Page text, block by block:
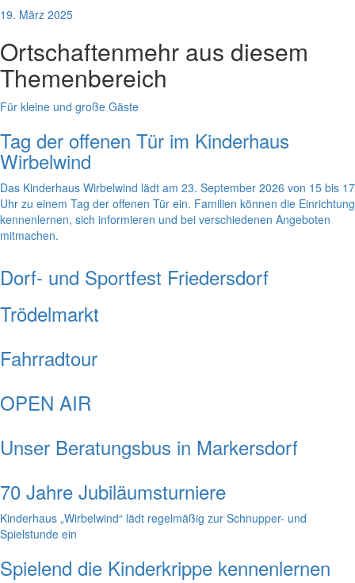
19. März 2025
Ortschaftenmehr aus diesem
Themenbereich
Für kleine und große Gäste
Tag der offenen Tür im Kinderhaus
Wirbelwind
Das Kinderhaus Wirbelwind lädt am 23. September 2026 von 15 bis 17
Uhr zu einem Tag der offenen Tür ein. Familien können die Einrichtung
kennenlernen, sich informieren und bei verschiedenen Angeboten
mitmachen.
Dorf- und Sportfest Friedersdorf
Trödelmarkt
Fahrradtour
OPEN AIR
Unser Beratungsbus in Markersdorf
70 Jahre Jubiläumsturniere
Kinderhaus „Wirbelwind“ lädt regelmäßig zur Schnupper- und
Spielstunde ein
Spielend die Kinderkrippe kennenlernen